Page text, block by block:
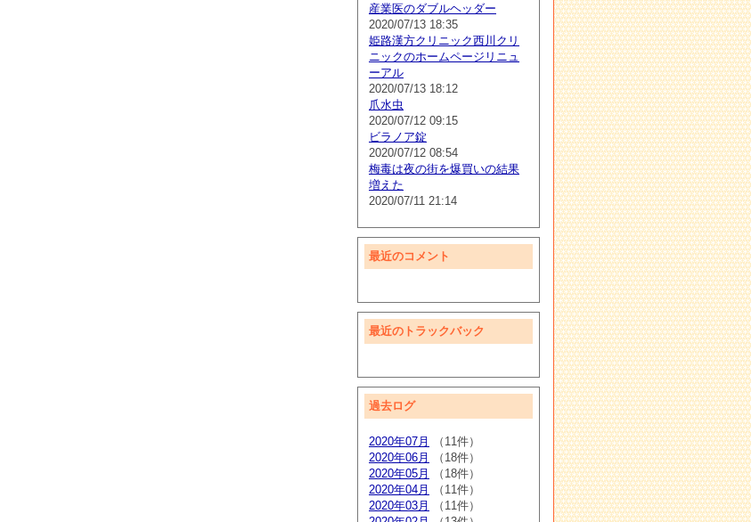
産業医のダブルヘッダー
2020/07/13 18:35
姫路漢方クリニック西川クリ
ニックのホームページリニュ
ーアル
2020/07/13 18:12
爪水虫
2020/07/12 09:15
ビラノア錠
2020/07/12 08:54
梅毒は夜の街を爆買いの結果
増えた
2020/07/11 21:14
最近のコメント
最近のトラックバック
過去ログ
2020年07月
（11件）
2020年06月
（18件）
2020年05月
（18件）
2020年04月
（11件）
2020年03月
（11件）